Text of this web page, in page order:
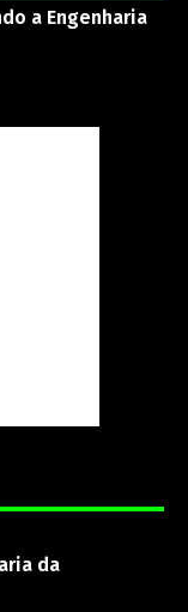
a Engenharia
da